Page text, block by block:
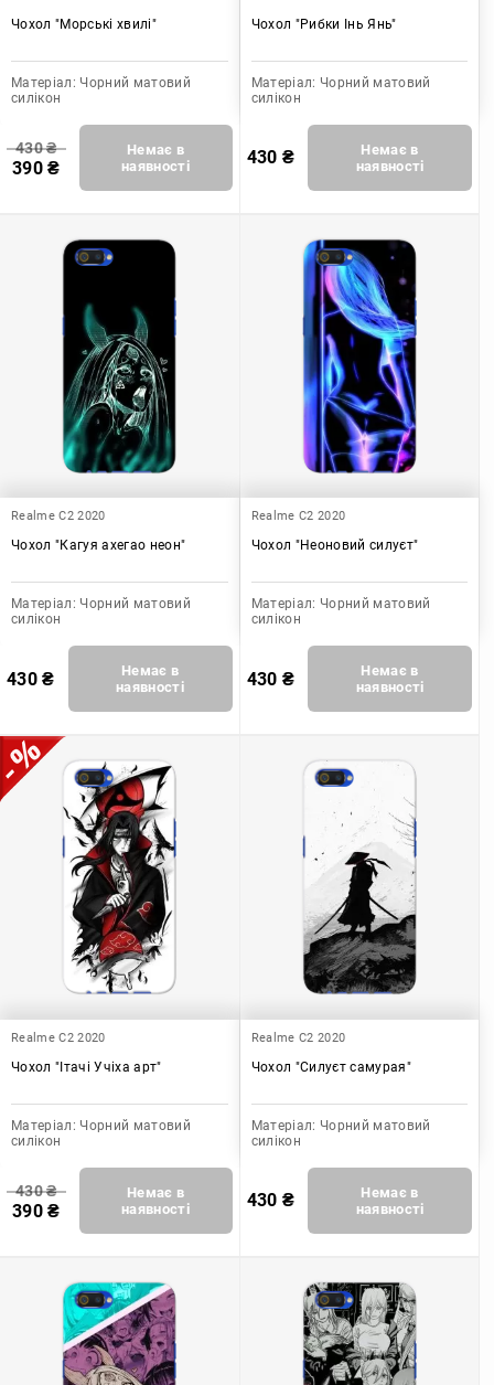
Чохол "Морські хвилі"
Матеріал: Чорний матовий
силікон
430₴
390₴
Немає в
наявності
Чохол "Рибки Інь Янь"
Матеріал: Чорний матовий
силікон
430 ₴
Немає в
наявності
Realme C2 2020
Чохол "Кагуя ахегао неон"
Матеріал: Чорний матовий
силікон
430₴
Немає в
наявності
Realme C2 2020
Чохол "Неоновий силуєт"
Матеріал: Чорний матовий
силікон
430 ₴
Немає в
наявності
Realme C2 2020
Чохол "Ітачі Учіха арт"
Матеріал: Чорний матовий
силікон
430₴
390₴
Немає в
наявності
Realme C2 2020
Чохол "Силуєт самурая"
Матеріал: Чорний матовий
силікон
430 ₴
Немає в
наявності